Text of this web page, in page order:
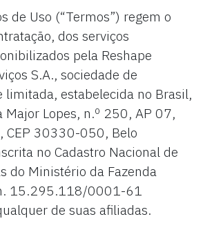
de Uso (“Termos”) regem o
dos serviços
pela Reshape
S.A., sociedade de
limitada, estabelecida no Brasil,
Major Lopes, n.º 250, AP 07,
CEP 30330-050, Belo
no Cadastro Nacional de
do Ministério da Fazenda
15.295.118/0001-61
de suas afiliadas.